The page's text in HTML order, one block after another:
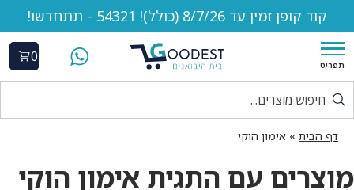
קוד קופן זמין עד 8/7/26 (כולל)! 54321 - תתחדשו!
תפריט
0
דף הבית » אימון הוקי
מוצרים עם התגית אימון הוקי